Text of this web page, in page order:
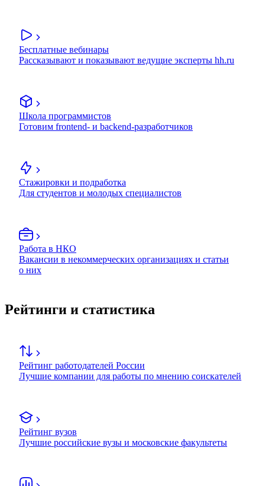
Бесплатные вебинары
Рассказывают и показывают ведущие эксперты hh.ru
Школа программистов
Готовим frontend- и backend-разработчиков
Стажировки и подработка
Для студентов и молодых специалистов
Работа в НКО
Вакансии в некоммерческих организациях и статьи
о них
Рейтинги и статистика
Рейтинг работодателей России
Лучшие компании для работы по мнению соискателей
Рейтинг вузов
Лучшие российские вузы и московские факультеты